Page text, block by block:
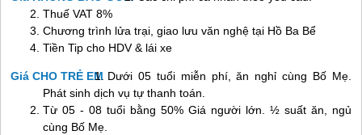
Thuế VAT 8%
Chương trình lửa trại, giao lưu văn nghệ tại Hồ Ba Bể
Tiền Tip cho HDV & lái xe
Giá CHO TRẺ EM Dưới 05 tuổi miễn phí, ăn nghỉ cùng Bố Mẹ.
Phát sinh dịch vụ tự thanh toán.
Từ 05 - 08 tuổi bằng 50% Giá người lớn. ½ suất ăn, ngủ
cùng Bố Mẹ.